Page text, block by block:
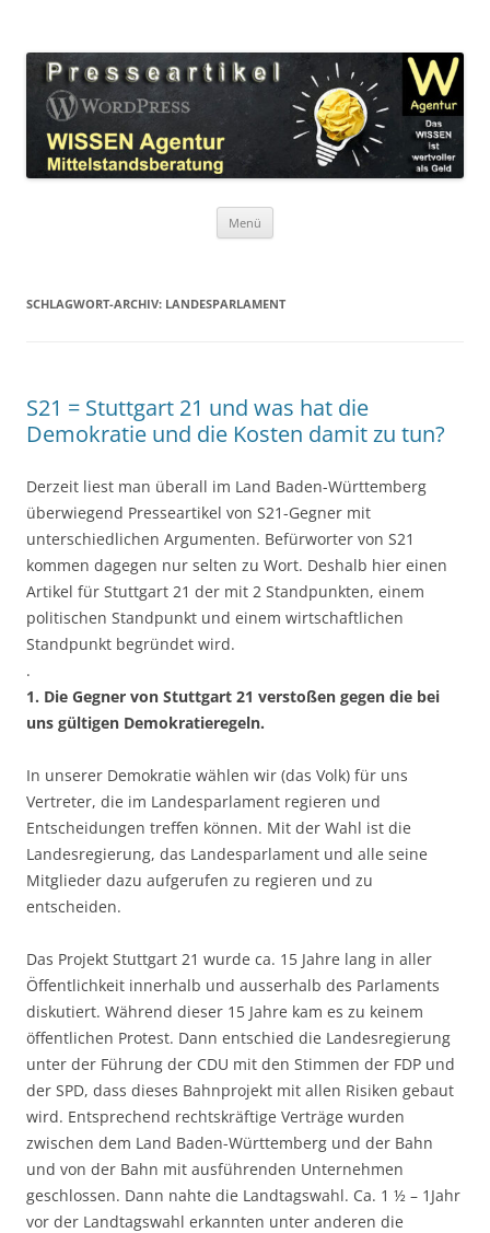
Agentur
Menü
SCHLAGWORT-ARCHIV: LANDESPARLAMENT
S21 = Stuttgart 21 und was hat die
Demokratie und die Kosten damit zu tun?
Derzeit liest man überall im Land Baden-Württemberg
überwiegend Presseartikel von S21-Gegner mit
unterschiedlichen Argumenten. Befürworter von S21
kommen dagegen nur selten zu Wort. Deshalb hier einen
Artikel für Stuttgart 21 der mit 2 Standpunkten, einem
politischen Standpunkt und einem wirtschaftlichen
Standpunkt begründet wird.
.
1. Die Gegner von Stuttgart 21 verstoßen gegen die bei
uns gültigen Demokratieregeln.
In unserer Demokratie wählen wir (das Volk) für uns
Vertreter, die im Landesparlament regieren und
Entscheidungen treffen können. Mit der Wahl ist die
Landesregierung, das Landesparlament und alle seine
Mitglieder dazu aufgerufen zu regieren und zu
entscheiden.
Das Projekt Stuttgart 21 wurde ca. 15 Jahre lang in aller
Öffentlichkeit innerhalb und ausserhalb des Parlaments
diskutiert. Während dieser 15 Jahre kam es zu keinem
öffentlichen Protest. Dann entschied die Landesregierung
unter der Führung der CDU mit den Stimmen der FDP und
der SPD, dass dieses Bahnprojekt mit allen Risiken gebaut
wird. Entsprechend rechtskräftige Verträge wurden
zwischen dem Land Baden-Württemberg und der Bahn
und von der Bahn mit ausführenden Unternehmen
geschlossen. Dann nahte die Landtagswahl. Ca. 1 ½ – 1Jahr
vor der Landtagswahl erkannten unter anderen die